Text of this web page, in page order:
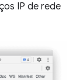
IP de rede